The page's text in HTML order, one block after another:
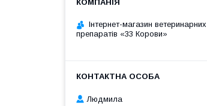
Інтернет-магазин ветеринарних
препаратів «33 Корови»
Людмила